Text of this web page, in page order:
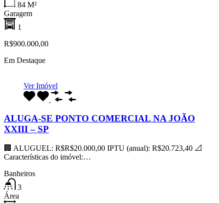
84 M²
Garagem
1
R$900.000,00
Em Destaque
Ver Imóvel
ALUGA-SE PONTO COMERCIAL NA JOÃO
XXIII – SP
🏢 ALUGUEL: R$R$20.000,00 IPTU (anual): R$20.723,40 📐
Características do imóvel:…
Banheiros
3
Área